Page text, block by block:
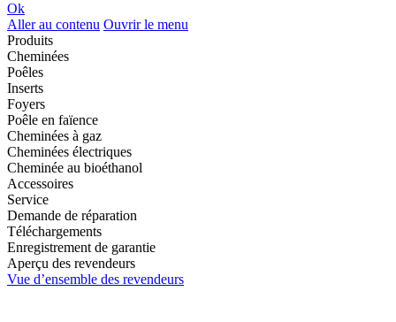
Ok
Aller au contenu Ouvrir le menu
Produits
Cheminées
Poêles
Inserts
Foyers
Poêle en faïence
Cheminées à gaz
Cheminées électriques
Cheminée au bioéthanol
Accessoires
Service
Demande de réparation
Téléchargements
Enregistrement de garantie
Aperçu des revendeurs
Vue d’ensemble des revendeurs